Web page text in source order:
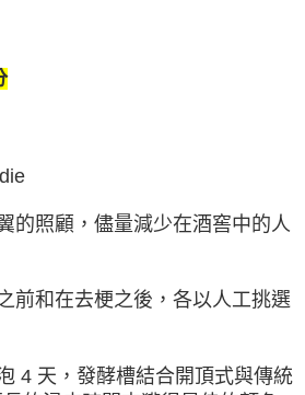
的照顧，儘量減少在酒窖中的⼈
前和在去梗之後，各以⼈工挑選
4 天，發酵槽結合開頂式與傳統